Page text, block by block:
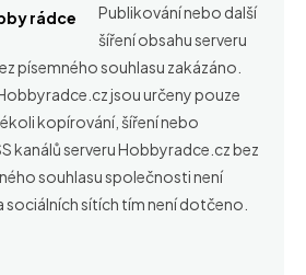
rádce
Publikování nebo další
šíření obsahu serveru
písemného souhlasu zakázáno.
jsou určeny pouze
kopírování, šíření nebo
kanálů serveru Hobbyradce.cz bez
souhlasu společnosti není
sociálních sítích tím není dotčeno.